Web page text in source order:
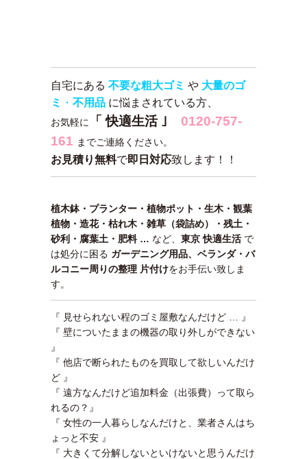
自宅にある 不要な粗大ゴミ や 大量のゴ
ミ
・ 不用品 に悩まされている方、
お気軽に 「 快適生活 ｣ 0120-757-
161 までご連絡ください。
お見積り無料で即日対応致します！！
植木鉢・プランター・植物ポット・生木・観葉
植物・造花・枯れ木・雑草（袋詰め）・残土・
砂利・腐葉土・肥料 … など、 東京 快適生活 で
は処分に困る ガーデニング用品、ベランダ・バ
ルコニー周りの整理 片付けをお手伝い致しま
す。
『 見せられない程のゴミ屋敷なんだけど … 』
『 壁についたままの機器の取り外しができない
』
『 他店で断られたものを買取して欲しいんだけ
ど 』
『 遠方なんだけど追加料金（出張費）って取ら
れるの？』
『 女性の一人暮らしなんだけと、業者さんはち
ょっと不安 』
『 大きくて分解しないといけないと思うんだけ